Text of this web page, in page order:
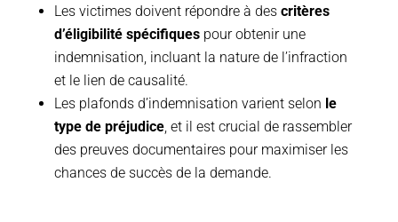
Les victimes doivent répondre à des critères
d’éligibilité spécifiquespour obtenir une
indemnisation, incluant la nature de l’infraction
et le lien de causalité.
Les plafonds d’indemnisation varient selon le
type de préjudice, et il est crucial de rassembler
des preuves documentaires pour maximiser les
chances de succès de la demande.